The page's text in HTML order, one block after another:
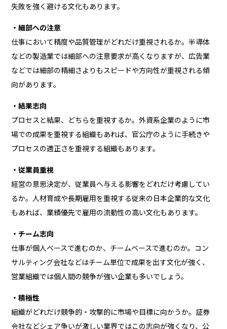
失敗を強く避ける文化もあります。
・細部への注意
仕事において精度や品質管理がどれだけ重視されるか。半導体
などの製造業では細部への注意要求が高くなりますが、広告業
などでは細部の精細さよりもスピードや方向性が重視される傾
向があります。
・結果志向
プロセスと結果、どちらを重視するか。外資系企業のように市
場での成果を重視する組織もあれば、官公庁のように手続きや
プロセスの適正さを重視する組織もあります。
・従業員重視
経営の意思決定が、従業員へ与える影響をどれだけ考慮してい
るか。人材育成や長期雇用を重視する従来の日本企業的な文化
もあれば、業績優先で雇用の流動性の高い文化もあります。
・チーム志向
仕事が個人ベースで進むのか、チームベースで進むのか。コン
サルティング会社などはチーム単位で成果を出す文化が強く、
営業組織では個人間の競争が強い企業も多いでしょう。
・積極性
組織がどれだけ競争的・攻撃的に市場や目標に向かうか。証券
会社などシェア争いが激しい業界ではこの志向が強くなり、公